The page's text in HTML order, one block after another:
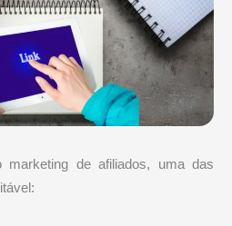
marketing de afiliados, uma das